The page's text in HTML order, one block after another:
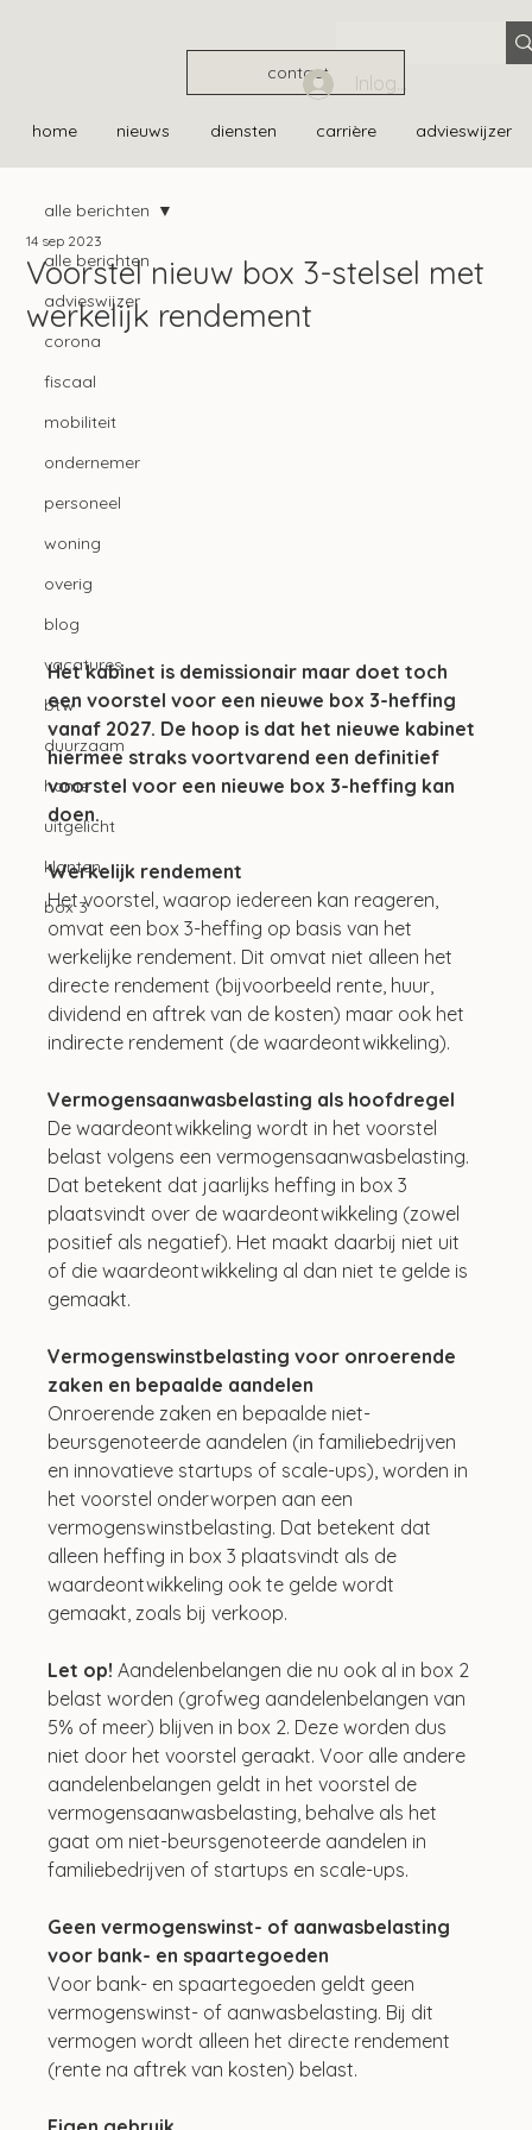
contact
home nieuws diensten carrière advieswijzer
Inloggen
alle berichten
advieswijzer
corona
fiscaal
mobiliteit
ondernemer
personeel
woning
overig
blog
vacatures
btw
duurzaam
home
uitgelicht
klanten
box 3
alle berichten
Voorstel nieuw box 3-stelsel met
werkelijk rendement
14 sep 2023
Het kabinet is demissionair maar doet toch
een voorstel voor een nieuwe box 3-heffing
vanaf 2027. De hoop is dat het nieuwe kabinet
hiermee straks voortvarend een definitief
voorstel voor een nieuwe box 3-heffing kan
doen.
Werkelijk rendement
Het voorstel, waarop iedereen kan reageren,
omvat een box 3-heffing op basis van het
werkelijke rendement. Dit omvat niet alleen het
directe rendement (bijvoorbeeld rente, huur,
dividend en aftrek van de kosten) maar ook het
indirecte rendement (de waardeontwikkeling).
Vermogensaanwasbelasting als hoofdregel
De waardeontwikkeling wordt in het voorstel
belast volgens een vermogensaanwasbelasting.
Dat betekent dat jaarlijks heffing in box 3
plaatsvindt over de waardeontwikkeling (zowel
positief als negatief). Het maakt daarbij niet uit
of die waardeontwikkeling al dan niet te gelde is
gemaakt.
Vermogenswinstbelasting voor onroerende
zaken en bepaalde aandelen
Onroerende zaken en bepaalde niet-
beursgenoteerde aandelen (in familiebedrijven
en innovatieve startups of scale-ups), worden in
het voorstel onderworpen aan een
vermogenswinstbelasting. Dat betekent dat
alleen heffing in box 3 plaatsvindt als de
waardeontwikkeling ook te gelde wordt
gemaakt, zoals bij verkoop.
Let op! Aandelenbelangen die nu ook al in box 2
belast worden (grofweg aandelenbelangen van
5% of meer) blijven in box 2. Deze worden dus
niet door het voorstel geraakt. Voor alle andere
aandelenbelangen geldt in het voorstel de
vermogensaanwasbelasting, behalve als het
gaat om niet-beursgenoteerde aandelen in
familiebedrijven of startups en scale-ups.
Geen vermogenswinst- of aanwasbelasting
voor bank- en spaartegoeden
Voor bank- en spaartegoeden geldt geen
vermogenswinst- of aanwasbelasting. Bij dit
vermogen wordt alleen het directe rendement
(rente na aftrek van kosten) belast.